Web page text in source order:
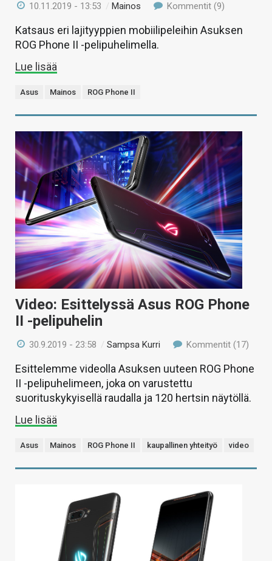
10.11.2019 - 13:53 /Mainos Kommentit (9)
Katsaus eri lajityyppien mobiilipeleihin Asuksen
ROG Phone II -pelipuhelimella.
Lue lisää
Asus Mainos ROG Phone II
Video: Esittelyssä Asus ROG Phone
II -pelipuhelin
30.9.2019 - 23:58 /Sampsa Kurri Kommentit (17)
Esittelemme videolla Asuksen uuteen ROG Phone
II -pelipuhelimeen, joka on varustettu
suorituskykyisellä raudalla ja 120 hertsin näytöllä.
Lue lisää
Asus Mainos ROG Phone II kaupallinen yhteityö video